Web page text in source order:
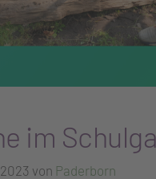
im
von Paderborn